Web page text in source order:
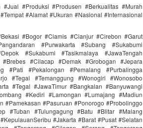
#Produksi #Produsen #Berkualitas #Murah
#Alamat #Ukuran #Nasional #Internasional
#Bogor #Ciamis #Cianjur #Cirebon #Garut
#Purwakarta #Subang #Sukabumi
#Sukabumi #Tasikmalaya #JawaTengah
#Cilacap #Demak #Grobogan #Jepara
#Pati #Pekalongan #Pemalang #Purbalingga
#Tegal #Temanggung #Wonogiri #Wonosobo
#Tegal #JawaTimur #Bangkalan #Banyuwangi
#Kediri #Lamongan #Lumajang #Madiun
#Pamekasan #Pasuruan #Ponorogo #Probolinggo
#Tuban #Tulungagung #Batu #Blitar #Malang
#Jakarta #Barat #Pusat #Selatan